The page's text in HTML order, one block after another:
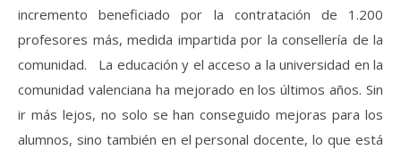
incremento beneficiado por la contratación de 1.200
profesores más, medida impartida por la consellería de la
comunidad. La educación y el acceso a la universidad en la
comunidad valenciana ha mejorado en los últimos años. Sin
ir más lejos, no solo se han conseguido mejoras para los
alumnos, sino también en el personal docente, lo que está